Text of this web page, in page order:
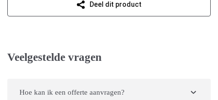
Deel dit product
Veelgestelde vragen
Hoe kan ik een offerte aanvragen?